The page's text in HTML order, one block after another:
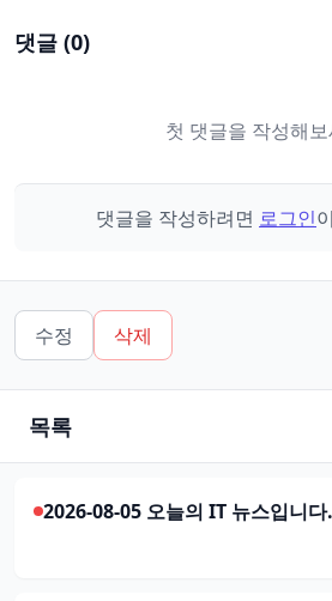
댓글 (0)
첫 댓글을 작성해
댓글을 작성하려면 로그인
수정 삭제
목록
2026-08-05 오늘의 IT 뉴스입니다.